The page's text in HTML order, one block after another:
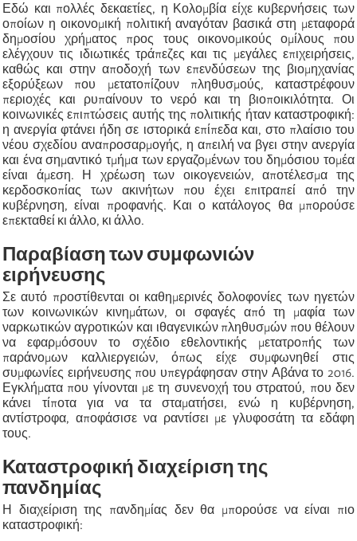
Εδώ και πολλές δεκαετίες, η Κολομβία είχε κυβερνήσεις των
οποίων η οικονομική πολιτική αναγόταν βασικά στη μεταφορά
δημοσίου χρήματος προς τους οικονομικούς ομίλους που
ελέγχουν τις ιδιωτικές τράπεζες και τις μεγάλες επιχειρήσεις,
καθώς και στην αποδοχή των επενδύσεων της βιομηχανίας
εξορύξεων που μετατοπίζουν πληθυσμούς, καταστρέφουν
περιοχές και ρυπαίνουν το νερό και τη βιοποικιλότητα. Οι
κοινωνικές επιπτώσεις αυτής της πολιτικής ήταν καταστροφική:
η ανεργία φτάνει ήδη σε ιστορικά επίπεδα και, στο πλαίσιο του
νέου σχεδίου αναπροσαρμογής, η απειλή να βγει στην ανεργία
και ένα σημαντικό τμήμα των εργαζομένων του δημόσιου τομέα
είναι άμεση. Η χρέωση των οικογενειών, αποτέλεσμα της
κερδοσκοπίας των ακινήτων που έχει επιτραπεί από την
κυβέρνηση, είναι προφανής. Και ο κατάλογος θα μπορούσε
επεκταθεί κι άλλο, κι άλλο.
Παραβίαση των συμφωνιών
ειρήνευσης
Σε αυτό προστίθενται οι καθημερινές δολοφονίες των ηγετών
των κοινωνικών κινημάτων, οι σφαγές από τη μαφία των
ναρκωτικών αγροτικών και ιθαγενικών πληθυσμών που θέλουν
να εφαρμόσουν το σχέδιο εθελοντικής μετατροπής των
παράνομων καλλιεργειών, όπως είχε συμφωνηθεί στις
συμφωνίες ειρήνευσης που υπεγράφησαν στην Αβάνα το 2016.
Εγκλήματα που γίνονται με τη συνενοχή του στρατού, που δεν
κάνει τίποτα για να τα σταματήσει, ενώ η κυβέρνηση,
αντίστροφα, αποφάσισε να ραντίσει μεγλυφοσάτη τα εδάφη
τους.
Καταστροφική διαχείριση της
πανδημίας
Η διαχείριση της πανδημίας δεν θα μπορούσε να είναι πιο
καταστροφική: